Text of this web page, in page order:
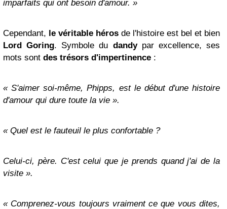
imparfaits qui ont besoin d'amour. »
Cependant, le véritable héros de l'histoire est bel et bien
Lord Goring. Symbole du dandypar excellence, ses
mots sont des trésors d'impertinence :
« S'aimer soi-même, Phipps, est le début d'une histoire
d'amour qui dure toute la vie ».
« Quel est le fauteuil le plus confortable ?
Celui-ci, père. C'est celui que je prends quand j'ai de la
visite ».
« Comprenez-vous toujours vraiment ce que vous dites,